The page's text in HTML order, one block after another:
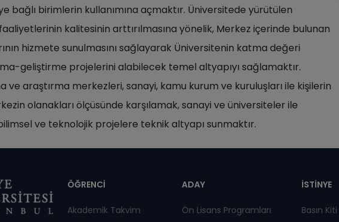
bağlı birimlerin kullanımına açmaktır. Üniversitede yürütülen
kalitesinin arttırılmasına yönelik, Merkez içerinde bulunan
hizmete sunulmasını sağlayarak Üniversitenin katma değeri
geliştirme projelerini alabilecek temel altyapıyı sağlamaktır.
ve araştırma merkezleri, sanayi, kamu kurum ve kuruluşları ile kişilerin
olanakları ölçüsünde karşılamak, sanayi ve üniversiteler ile
ve teknolojik projelere teknik altyapı sunmaktır.
Dipnot
ÖĞRENCİ
Akademik Takvim
ADAY
Ön Lisans Programları
İSTİNYE
Basın Kiti